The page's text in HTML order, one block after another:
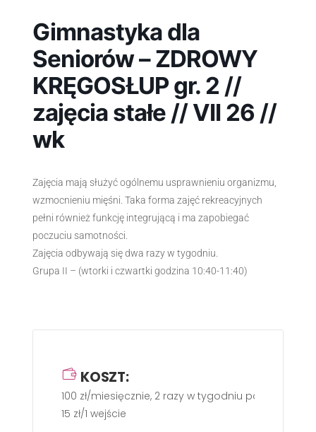
Gimnastyka dla
Seniorów – ZDROWY
KRĘGOSŁUP gr. 2 //
zajęcia stałe // VII 26 //
wk
Zajęcia mają służyć ogólnemu usprawnieniu organizmu,
wzmocnieniu mięśni. Taka forma zajęć rekreacyjnych
pełni również funkcję integrującą i ma zapobiegać
poczuciu samotności.
Zajęcia odbywają się dwa razy w tygodniu.
Grupa II – (wtorki i czwartki godzina 10:40-11:40)
KOSZT:
100 zł/miesięcznie, 2 razy w tygodniu po 60 min.
15 zł/1 wejście